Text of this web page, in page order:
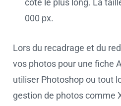
côté le plus long. La
000 px.
Lors du recadrage et du
vos photos pour une fiche
utiliser Photoshop ou tout
gestion de photos comme